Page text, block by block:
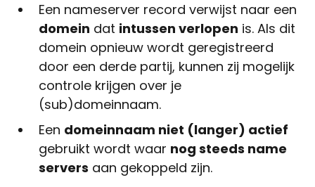
Een nameserver record verwijst naar een
domein dat intussen verlopen is. Als dit
domein opnieuw wordt geregistreerd
door een derde partij, kunnen zij mogelijk
controle krijgen over je
(sub)domeinnaam.
Een domeinnaam niet (langer) actief
gebruikt wordt waar nog steeds name
servers aan gekoppeld zijn.